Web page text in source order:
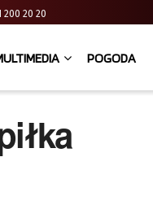
200 20 20
POGODA